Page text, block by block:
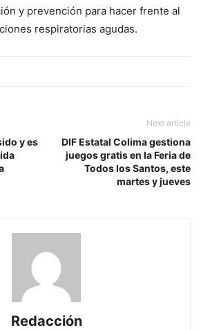
y prevención para hacer frente al
respiratorias agudas.
y es
Next article
DIF Estatal Colima gestiona
juegos gratis en la Feria de
Todos los Santos, este
martes y jueves
Redacción